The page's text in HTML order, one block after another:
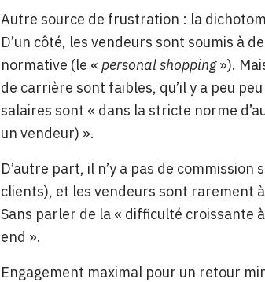
Autre source de frustration : la
D’un côté, les vendeurs sont soumis à
normative (le « personal shopping»).
de carrière sont faibles, qu’il y a peu
salaires sont « dans la stricte norme
un vendeur) ».
D’autre part, il n’y a pas de
clients), et les vendeurs sont rarement
Sans parler de la « difficulté croissante
end ».
Engagement maximal pour un retour